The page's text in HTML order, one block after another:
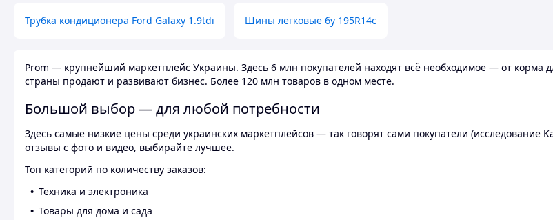
Трубка кондиционера Ford Galaxy 1.9tdi Шины легковые бу 195R14c
Prom — крупнейший маркетплейс Украины. Здесь 6 млн покупателей находят всё необходимое — от корма
страны продают и развивают бизнес. Более 120 млн товаров в одном месте.
Большой выбор — для любой потребности
Здесь самые низкие цены среди украинских маркетплейсов — так говорят сами покупатели
отзывы с фото и видео, выбирайте лучшее.
Топ категорий по количеству заказов:
Техника и электроника
Товары для дома и сада